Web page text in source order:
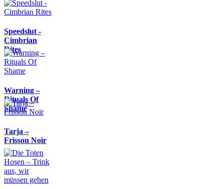
Speedslut -
Cimbrian
Rites
Warning –
Rituals Of
Shame
Tarja –
Frisson Noir